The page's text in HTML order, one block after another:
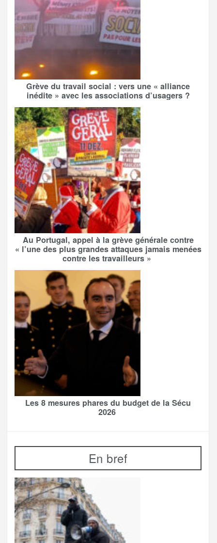
Grève du travail social : vers une « alliance
inédite » avec les associations d’usagers ?
Au Portugal, appel à la grève générale contre
« l’une des plus grandes attaques jamais menées
contre les travailleurs »
Les 8 mesures phares du budget de la Sécu
2026
En bref